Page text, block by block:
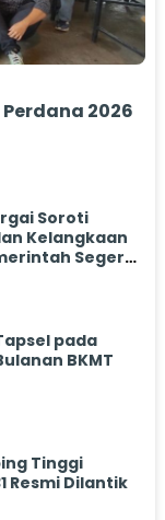
2026
Soroti
Kelangkaan
Segera
pada
BKMT
Tinggi
Resmi Dilantik